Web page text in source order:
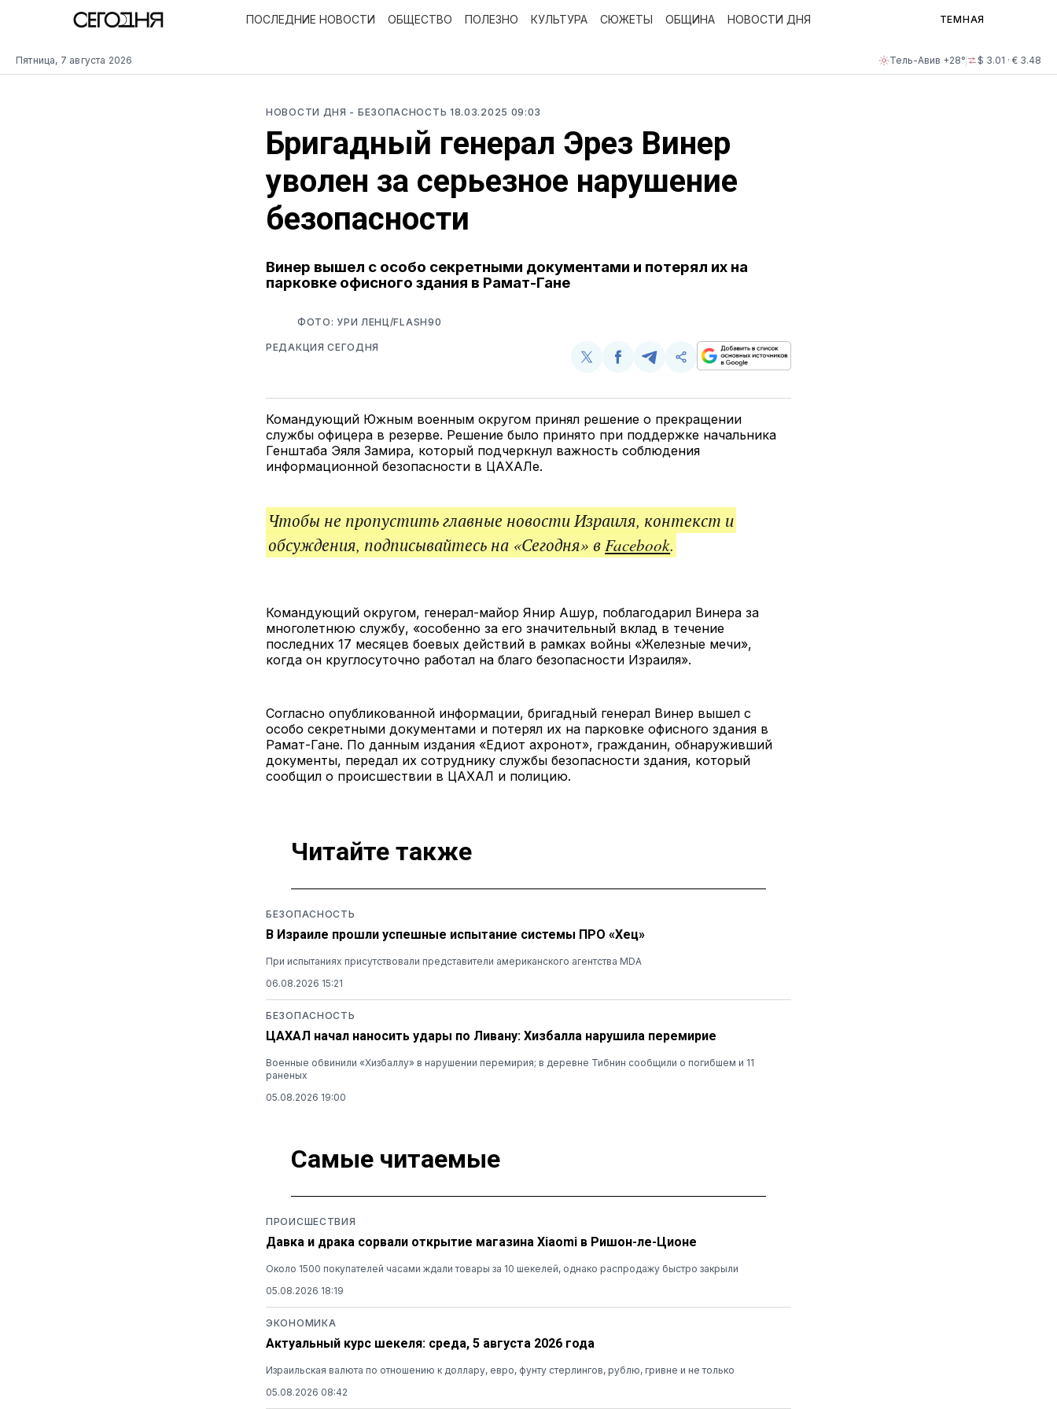
Пятница, 7 августа 2026 Тель-Авив +28° $ 3.01 · € 3.48
ПОСЛЕДНИЕ НОВОСТИ ОБЩЕСТВО ПОЛЕЗНО КУЛЬТУРА СЮЖЕТЫ ОБЩИНА НОВОСТИ ДНЯ ТЕМНАЯ
НОВОСТИ ДНЯ - БЕЗОПАСНОСТЬ 18.03.2025 09:03
Бригадный генерал Эрез Винер
уволен за серьезное нарушение
безопасности
Винер вышел с особо секретными документами и потерял их на
парковке офисного здания в Рамат-Гане
ФОТО: УРИ ЛЕНЦ/FLASH90
РЕДАКЦИЯ СЕГОДНЯ
Поделиться
Twitter
Поделиться
Facebook
Поделиться
Telegram
Скопируйте
поделитесь
Командующий Южным военным округом принял решение о прекращении
службы офицера в резерве. Решение было принято при поддержке начальника
Генштаба Эяля Замира, который подчеркнул важность соблюдения
информационной безопасности в ЦАХАЛе.
Чтобы не пропустить главные новости Израиля, контекст и
обсуждения, подписывайтесь на «Сегодня» вFacebook.
Командующий округом, генерал-майор Янир Ашур, поблагодарил Винера за
многолетнюю службу, «особенно за его значительный вклад в течение
последних 17 месяцев боевых действий в рамках войны «Железные мечи»,
когда он круглосуточно работал на благо безопасности Израиля».
Согласно опубликованной информации, бригадный генерал Винер вышел с
особо секретными документами и потерял их на парковке офисного здания в
Рамат-Гане. По данным издания «Едиот ахронот», гражданин, обнаруживший
документы, передал их сотруднику службы безопасности здания, который
сообщил о происшествии в ЦАХАЛ и полицию.
Читайте также
БЕЗОПАСНОСТЬ
В Израиле прошли успешные испытание системы ПРО «Хец»
При испытаниях присутствовали представители американского агентства MDA
06.08.2026 15:21
БЕЗОПАСНОСТЬ
ЦАХАЛ начал наносить удары по Ливану: Хизбалла нарушила перемирие
Военные обвинили «Хизбаллу» в нарушении перемирия; в деревне Тибнин сообщили о погибшем и 11
раненых
05.08.2026 19:00
Самые читаемые
ПРОИСШЕСТВИЯ
Давка и драка сорвали открытие магазина Xiaomi в Ришон-ле-Ционе
Около 1500 покупателей часами ждали товары за 10 шекелей, однако распродажу быстро закрыли
05.08.2026 18:19
ЭКОНОМИКА
Актуальный курс шекеля: среда, 5 августа 2026 года
Израильская валюта по отношению к доллару, евро, фунту стерлингов, рублю, гривне и не только
05.08.2026 08:42